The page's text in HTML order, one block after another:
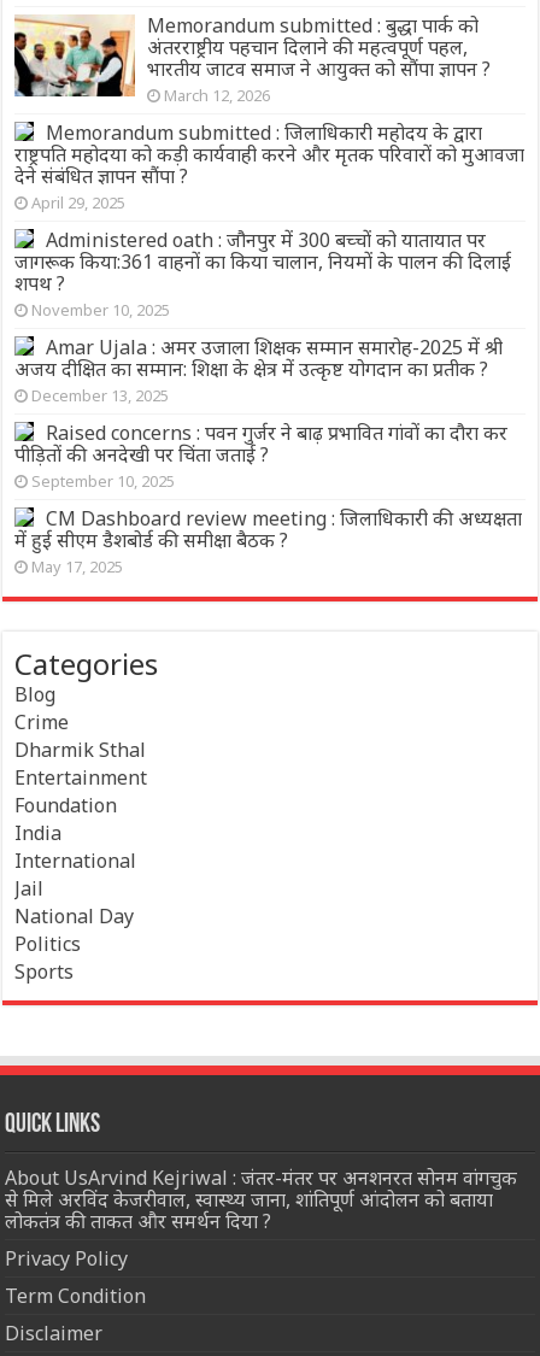
Memorandum submitted : बुद्धा पार्क को
अंतरराष्ट्रीय पहचान दिलाने की महत्वपूर्ण पहल,
भारतीय जाटव समाज ने आयुक्त को सौंपा ज्ञापन ?
March 12, 2026
Memorandum submitted : जिलाधिकारी महोदय के द्वारा
राष्ट्रपति महोदया को कड़ी कार्यवाही करने और मृतक परिवारों को मुआवजा
देने संबंधित ज्ञापन सौंपा ?
April 29, 2025
Administered oath : जौनपुर में 300 बच्चों को यातायात पर
जागरूक किया:361 वाहनों का किया चालान, नियमों के पालन की दिलाई
शपथ ?
November 10, 2025
Amar Ujala : अमर उजाला शिक्षक सम्मान समारोह-2025 में श्री
अजय दीक्षित का सम्मान: शिक्षा के क्षेत्र में उत्कृष्ट योगदान का प्रतीक ?
December 13, 2025
Raised concerns : पवन गुर्जर ने बाढ़ प्रभावित गांवों का दौरा कर
पीड़ितों की अनदेखी पर चिंता जताई ?
September 10, 2025
CM Dashboard review meeting : जिलाधिकारी की अध्यक्षता
में हुई सीएम डैशबोर्ड की समीक्षा बैठक ?
May 17, 2025
Categories
Blog
Crime
Dharmik Sthal
Entertainment
Foundation
India
International
Jail
National Day
Politics
Sports
Quick Links
About UsArvind Kejriwal : जंतर-मंतर पर अनशनरत सोनम वांगचुक
से मिले अरविंद केजरीवाल, स्वास्थ्य जाना, शांतिपूर्ण आंदोलन को बताया
लोकतंत्र की ताकत और समर्थन दिया ?
Privacy Policy
Term Condition
Disclaimer